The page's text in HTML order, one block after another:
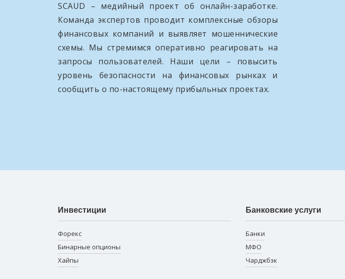
SCAUD – медийный проект об онлайн-заработке.
Команда экспертов проводит комплексные обзоры
финансовых компаний и выявляет мошеннические
схемы. Мы стремимся оперативно реагировать на
запросы пользователей. Наши цели – повысить
уровень безопасности на финансовых рынках и
сообщить о по-настоящему прибыльных проектах.
Инвестиции
Форекс
Бинарные опционы
Хайпы
Банковские услуги
Банки
МФО
Чарджбэк